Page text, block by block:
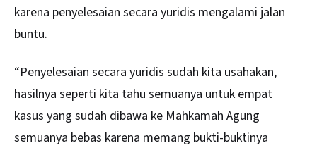
karena penyelesaian secara yuridis mengalami jalan
buntu.
“Penyelesaian secara yuridis sudah kita usahakan,
hasilnya seperti kita tahu semuanya untuk empat
kasus yang sudah dibawa ke Mahkamah Agung
semuanya bebas karena memang bukti-buktinya